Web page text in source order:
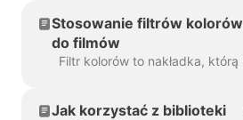
Stosowanie filtrów kolorów
do filmów
Jak korzystać z biblioteki